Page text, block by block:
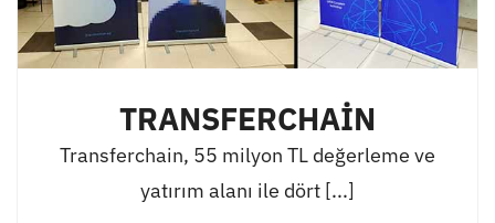
TRANSFERCHAİN
Transferchain, 55 milyon TL değerleme ve
yatırım alanı ile dört [...]